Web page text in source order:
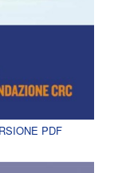
PDF